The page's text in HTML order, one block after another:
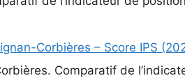
Corbières – Score IPS
Comparatif de